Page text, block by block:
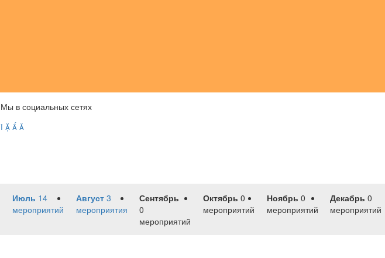
Мы в социальных сетях
   
Июль 14
мероприятий
Август 3
мероприятия
Сентябрь
0
мероприятий
Октябрь 0
мероприятий
Ноябрь 0
мероприятий
Декабрь 0
мероприятий